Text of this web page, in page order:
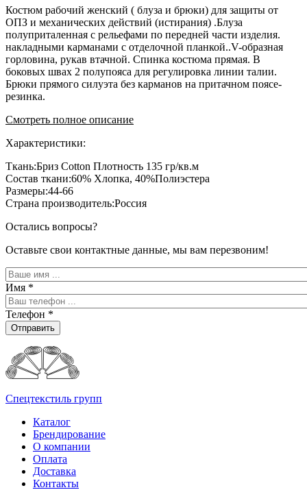
Костюм рабочий женский ( блуза и брюки) для защиты от
ОПЗ и механических действий (истирания) .Блуза
полуприталенная с рельефами по передней части изделия.
накладными карманами с отделочной планкой..V-образная
горловина, рукав втачной. Спинка костюма прямая. В
боковых швах 2 полупояса для регулировка линии талии.
Брюки прямого силуэта без карманов на притачном поясе-
резинка.
Смотреть полное описание
Характеристики:
Ткань:Бриз Cotton Плотность 135 гр/кв.м
Состав ткани:60% Хлопка, 40%Полиэстера
Размеры:44-66
Страна производитель:Россия
Остались вопросы?
Оставьте свои контактные данные, мы вам перезвоним!
Имя *
Телефон *
Отправить
Спецтекстиль групп
Каталог
Брендирование
О компании
Оплата
Доставка
Контакты